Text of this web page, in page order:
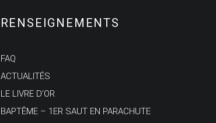
RENSEIGNEMENTS
FAQ
ACTUALITÉS
LE LIVRE D’OR
BAPTÊME – 1ER SAUT EN PARACHUTE